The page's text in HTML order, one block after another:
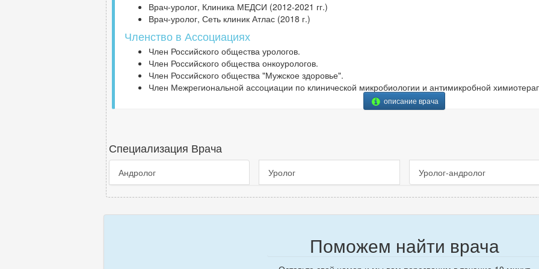
Врач-уролог, Клиника МЕДСИ (2012-2021 гг.)
Врач-уролог, Сеть клиник Атлас (2018 г.)
Членство в Ассоциациях
Член Российского общества урологов.
Член Российского общества онкоурологов.
Член Российского общества "Мужское здоровье".
Член Межрегиональной ассоциации по клинической микробиологии и антимикробной
описание врача
Специализация Врача
Андролог Уролог Уролог-андролог
Поможем найти врача